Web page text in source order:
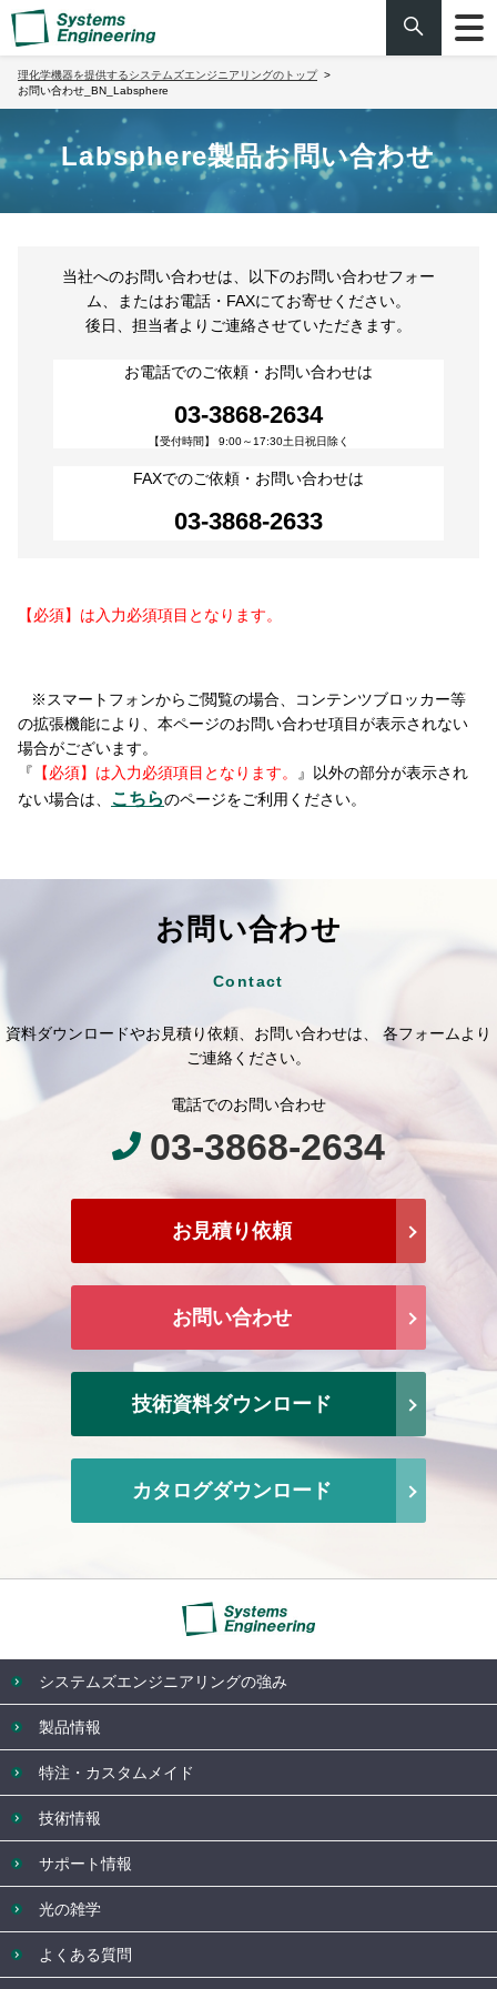
理化学機器を提供するシステムズエンジニアリングのトップ
お問い合わせ_BN_Labsphere
Labsphere製品お問い合わせ
当社へのお問い合わせは、以下のお問い合わせフォー
ム、またはお電話・FAXにてお寄せください。
後日、担当者よりご連絡させていただきます。
お電話でのご依頼・お問い合わせは
03-3868-2634
【受付時間】 9:00～17:30土日祝日除く
FAXでのご依頼・お問い合わせは
03-3868-2633
【必須】は入力必須項目となります。
※スマートフォンからご閲覧の場合、コンテンツブロッカー等
の拡張機能により、本ページのお問い合わせ項目が表示されない
場合がございます。
『 【必須】は入力必須項目となります。
』以外の部分が表示され
ない場合は、 こちらのページをご利用ください。
お問い合わせ
Contact
資料ダウンロードやお見積り依頼、お問い合わせは、 各フォームより
ご連絡ください。
電話でのお問い合わせ
03-3868-2634
お見積り依頼
技術資料ダウンロード
お問い合わせ
カタログダウンロード
システムズエンジニアリングの強み
製品情報
特注・カスタムメイド
技術情報
サポート情報
光の雑学
よくある質問